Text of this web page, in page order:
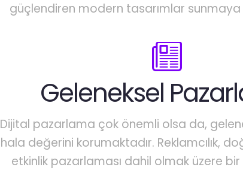
güçlendiren modern tasarımlar sunmaya
Geleneksel
Dijital pazarlama çok önemli olsa da,
hala değerini korumaktadır. Reklamcılık,
etkinlik pazarlaması dahil olmak üzere